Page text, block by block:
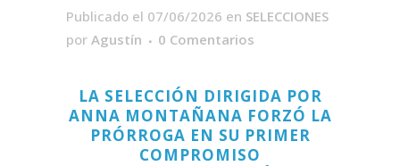
Publicado el 07/06/2026 en SELECCIONES
por Agustín 0 Comentarios
LA SELECCIÓN DIRIGIDA POR
ANNA MONTAÑANA FORZÓ LA
PRÓRROGA EN SU PRIMER
COMPROMISO